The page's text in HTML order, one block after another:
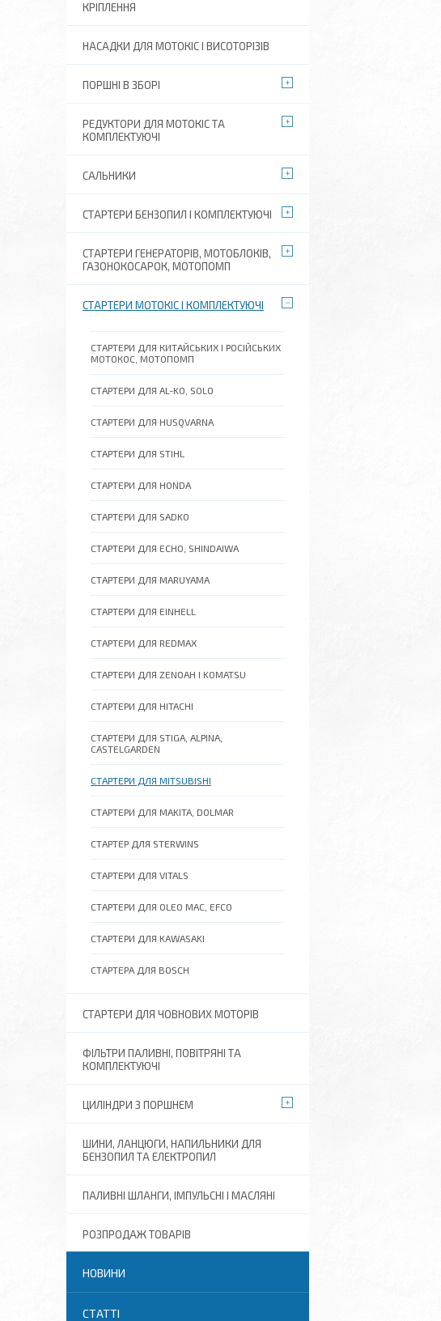
КРІПЛЕННЯ
НАСАДКИ ДЛЯ МОТОКІС І ВИСОТОРІЗІВ
ПОРШНІ В ЗБОРІ
РЕДУКТОРИ ДЛЯ МОТОКІС ТА
КОМПЛЕКТУЮЧІ
САЛЬНИКИ
СТАРТЕРИ БЕНЗОПИЛ І КОМПЛЕКТУЮЧІ
СТАРТЕРИ ГЕНЕРАТОРІВ, МОТОБЛОКІВ,
ГАЗОНОКОСАРОК, МОТОПОМП
СТАРТЕРИ МОТОКІС І КОМПЛЕКТУЮЧІ
СТАРТЕРИ ДЛЯ КИТАЙСЬКИХ І РОСІЙСЬКИХ
МОТОКОС, МОТОПОМП
СТАРТЕРИ ДЛЯ AL-KO, SOLO
СТАРТЕРИ ДЛЯ HUSQVARNA
СТАРТЕРИ ДЛЯ STIHL
СТАРТЕРИ ДЛЯ HONDA
СТАРТЕРИ ДЛЯ SADKO
СТАРТЕРИ ДЛЯ ECHO, SHINDAIWA
СТАРТЕРИ ДЛЯ MARUYAMA
СТАРТЕРИ ДЛЯ EINHELL
СТАРТЕРИ ДЛЯ REDMAX
СТАРТЕРИ ДЛЯ ZENOAH І KOMATSU
СТАРТЕРИ ДЛЯ HITACHI
СТАРТЕРИ ДЛЯ STIGA, ALPINA,
CASTELGARDEN
СТАРТЕРИ ДЛЯ MITSUBISHI
СТАРТЕРИ ДЛЯ MAKITA, DOLMAR
СТАРТЕР ДЛЯ STERWINS
СТАРТЕРИ ДЛЯ VITALS
СТАРТЕРИ ДЛЯ OLEO MAC, EFCO
СТАРТЕРИ ДЛЯ KAWASAKI
СТАРТЕРА ДЛЯ BOSCH
СТАРТЕРИ ДЛЯ ЧОВНОВИХ МОТОРІВ
ФІЛЬТРИ ПАЛИВНІ, ПОВІТРЯНІ ТА
КОМПЛЕКТУЮЧІ
ЦИЛІНДРИ З ПОРШНЕМ
ШИНИ, ЛАНЦЮГИ, НАПИЛЬНИКИ ДЛЯ
БЕНЗОПИЛ ТА ЕЛЕКТРОПИЛ
ПАЛИВНІ ШЛАНГИ, ІМПУЛЬСНІ І МАСЛЯНІ
РОЗПРОДАЖ ТОВАРІВ
НОВИНИ
СТАТТІ